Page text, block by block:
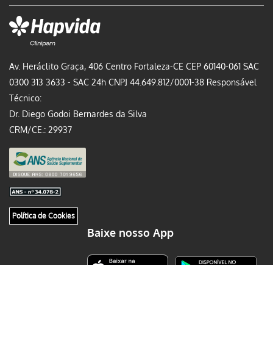
Av. Heráclito Graça, 406 Centro Fortaleza-CE CEP 60140-061 SAC
0300 313 3633 - SAC 24h CNPJ 44.649.812/0001-38 Responsável
Técnico:
Dr. Diego Godoi Bernardes da Silva
CRM/CE.: 29937
Política de Cookies
Baixe nosso App